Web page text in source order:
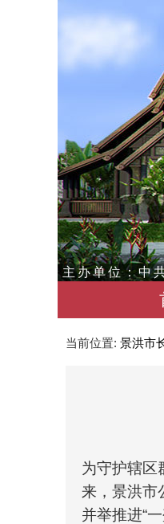
主办单位：中
当前位置: 景洪市
为守护辖区
来，景洪市
并举推进“